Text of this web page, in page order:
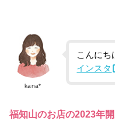
kana*
こんにち
インスタ
福知山のお店の2023年